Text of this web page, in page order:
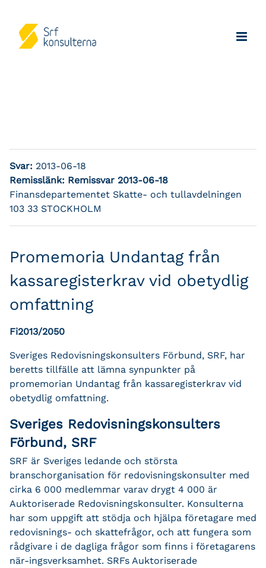
Svar: 2013-06-18
Remisslänk: Remissvar 2013-06-18
Finansdepartementet Skatte- och tullavdelningen
103 33 STOCKHOLM
Promemoria Undantag från
kassaregisterkrav vid obetydlig
omfattning
Fi2013/2050
Sveriges Redovisningskonsulters Förbund, SRF, har
beretts tillfälle att lämna synpunkter på
promemorian Undantag från kassaregisterkrav vid
obetydlig omfattning.
Sveriges Redovisningskonsulters
Förbund, SRF
SRF är Sveriges ledande och största
branschorganisation för redovisningskonsulter med
cirka 6 000 medlemmar varav drygt 4 000 är
Auktoriserade Redovisningskonsulter. Konsulterna
har som uppgift att stödja och hjälpa företagare med
redovisnings- och skattefrågor, och att fungera som
rådgivare i de dagliga frågor som finns i företagarens
när-ingsverksamhet. SRFs Auktoriserade